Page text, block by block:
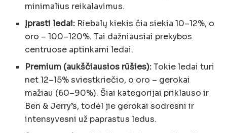
minimalius reikalavimus.
Įprasti ledai: Riebalų kiekis čia siekia 10–12%, o
oro – 100–120%. Tai dažniausiai prekybos
centruose aptinkami ledai.
Premium (aukščiausios rūšies):Tokie ledai turi
net 12–15% sviestkriečio, o oro – gerokai
mažiau (60–90%). Šiai kategorijai priklauso ir
Ben & Jerry’s, todėl jie gerokai sodresni ir
intensyvesni už paprastus ledus.